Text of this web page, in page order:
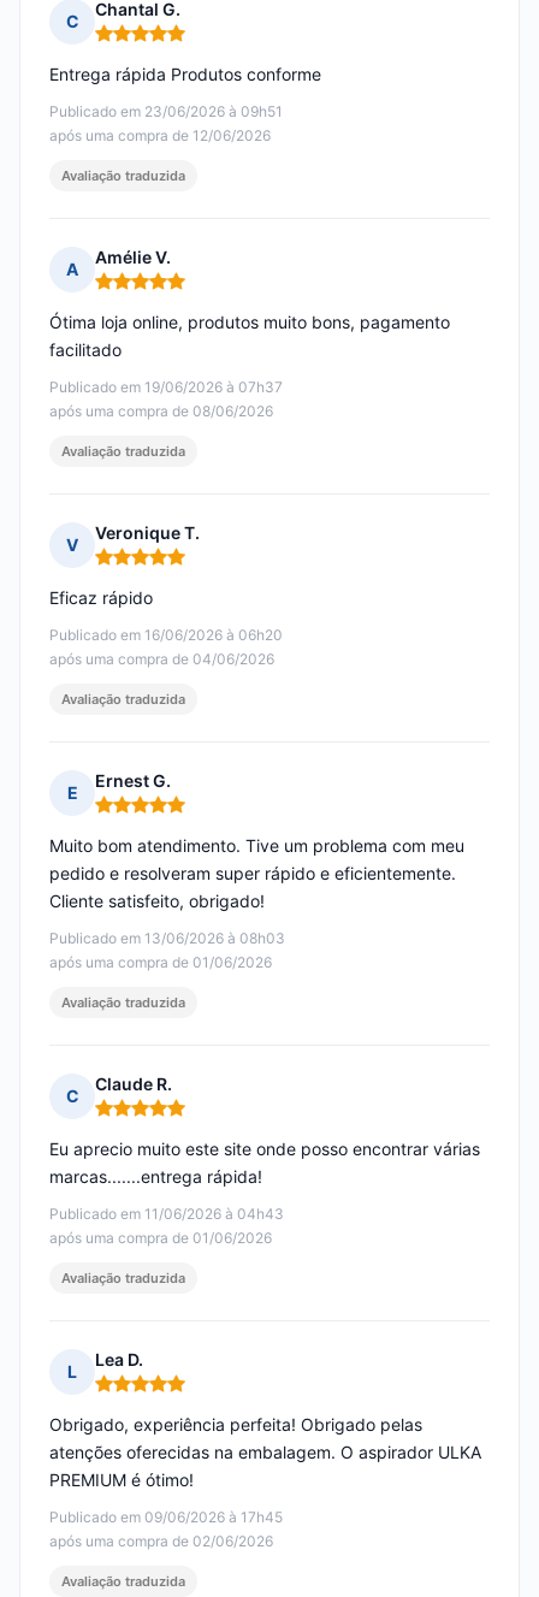
C
Chantal G.
Nota: 5 em 5
Publicado em 23/06/2026 à 09h51
após uma compra de 12/06/2026
Entrega rápida Produtos conforme
Avaliação traduzida
A
Amélie V.
Nota: 5 em 5
Publicado em 19/06/2026 à 07h37
após uma compra de 08/06/2026
Ótima loja online, produtos muito bons, pagamento
facilitado
Avaliação traduzida
V
Veronique T.
Nota: 5 em 5
Publicado em 16/06/2026 à 06h20
após uma compra de 04/06/2026
Eficaz rápido
Avaliação traduzida
E
Ernest G.
Nota: 5 em 5
Publicado em 13/06/2026 à 08h03
após uma compra de 01/06/2026
Muito bom atendimento. Tive um problema com meu
pedido e resolveram super rápido e eficientemente.
Cliente satisfeito, obrigado!
Avaliação traduzida
C
Claude R.
Nota: 5 em 5
Publicado em 11/06/2026 à 04h43
após uma compra de 01/06/2026
Eu aprecio muito este site onde posso encontrar várias
marcas.......entrega rápida!
Avaliação traduzida
L
Lea D.
Nota: 5 em 5
Publicado em 09/06/2026 à 17h45
após uma compra de 02/06/2026
Obrigado, experiência perfeita! Obrigado pelas
atenções oferecidas na embalagem. O aspirador ULKA
PREMIUM é ótimo!
Avaliação traduzida